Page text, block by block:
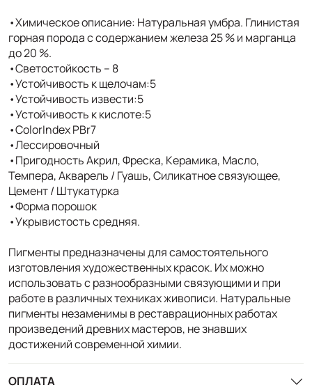
•Химическое описание: Натуральная умбра. Глинистая
горная порода с содержанием железа 25 % и марганца
до 20 %.
•Светостойкость – 8
•Устойчивость к щелочам:5
•Устойчивость извести:5
•Устойчивость к кислоте:5
•ColorIndex PBr7
•Лессировочный
•Пригодность Акрил, Фреска, Керамика, Масло,
Темпера, Акварель / Гуашь, Силикатное связующее,
Цемент / Штукатурка
•Форма порошок
•Укрывистость средняя.
Пигменты предназначены для самостоятельного
изготовления художественных красок. Их можно
использовать с разнообразными связующими и при
работе в различных техниках живописи. Натуральные
пигменты незаменимы в реставрационных работах
произведений древних мастеров, не знавших
достижений современной химии.
ОПЛАТА